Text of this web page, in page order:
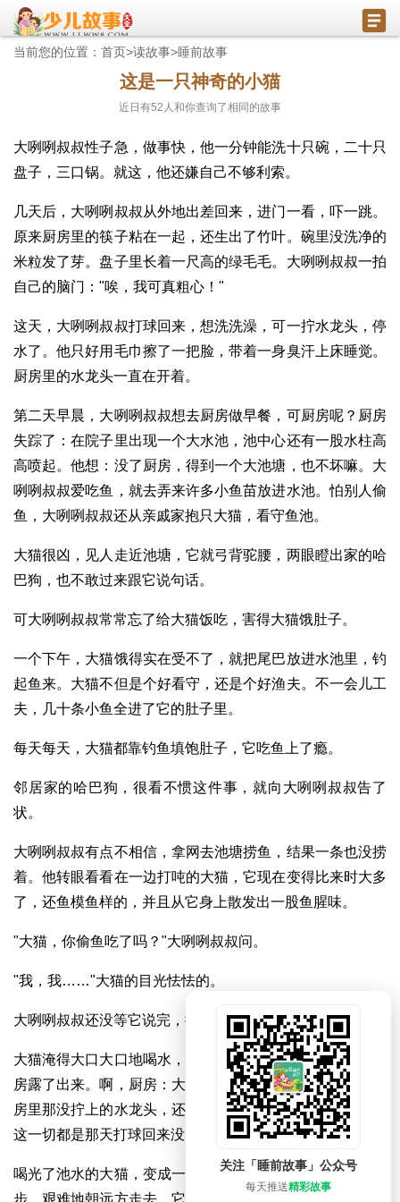
当前您的位置： 首页>读故事>睡前故事
这是一只神奇的小猫
近日有52 人和你查询了相同的故事
大咧咧叔叔性子急，做事快，他一分钟能洗十只碗，二十只
盘子，三口锅。就这，他还嫌自己不够利索。
几天后，大咧咧叔叔从外地出差回来，进门一看，吓一跳。
原来厨房里的筷子粘在一起，还生出了竹叶。碗里没洗净的
米粒发了芽。盘子里长着一尺高的绿毛毛。大咧咧叔叔一拍
自己的脑门："唉，我可真粗心！"
这天，大咧咧叔叔打球回来，想洗洗澡，可一拧水龙头，停
水了。他只好用毛巾擦了一把脸，带着一身臭汗上床睡觉。
厨房里的水龙头一直在开着。
第二天早晨，大咧咧叔叔想去厨房做早餐，可厨房呢？厨房
失踪了：在院子里出现一个大水池，池中心还有一股水柱高
高喷起。他想：没了厨房，得到一个大池塘，也不坏嘛。大
咧咧叔叔爱吃鱼，就去弄来许多小鱼苗放进水池。怕别人偷
鱼，大咧咧叔叔还从亲戚家抱只大猫，看守鱼池。
大猫很凶，见人走近池塘，它就弓背驼腰，两眼瞪出家的哈
巴狗，也不敢过来跟它说句话。
可大咧咧叔叔常常忘了给大猫饭吃，害得大猫饿肚子。
一个下午，大猫饿得实在受不了，就把尾巴放进水池里，钓
起鱼来。大猫不但是个好看守，还是个好渔夫。不一会儿工
夫，几十条小鱼全进了它的肚子里。
每天每天，大猫都靠钓鱼填饱肚子，它吃鱼上了瘾。
邻居家的哈巴狗，很看不惯这件事，就向大咧咧叔叔告了
状。
大咧咧叔叔有点不相信，拿网去池塘捞鱼，结果一条也没捞
着。他转眼看看在一边打吨的大猫，它现在变得比来时大多
了，还鱼模鱼样的，并且从它身上散发出一股鱼腥味。
"大猫，你偷鱼吃了吗？"大咧咧叔叔问。
"我，我……"大猫的目光怯怯的。
大咧咧叔叔还没等它说完，抓起就把它扔进了池塘。
大猫淹得大口大口地喝水，池塘里的水越来越浅。渐渐地厨
房露了出来。啊，厨房：大咧咧叔叔瞪大了双眼，他看见厨
房里那没拧上的水龙头，还在哗哗地流着水。他恍然大悟，
这一切都是那天打球回来没关水龙头造成的！
喝光了池水的大猫，变成一只举世无双的巨猫，它正一步一
步，艰难地朝远方走去。它的模样，像一条庞大的鱼，在风
关注「睡前故事」公众号
每天推送精彩故事